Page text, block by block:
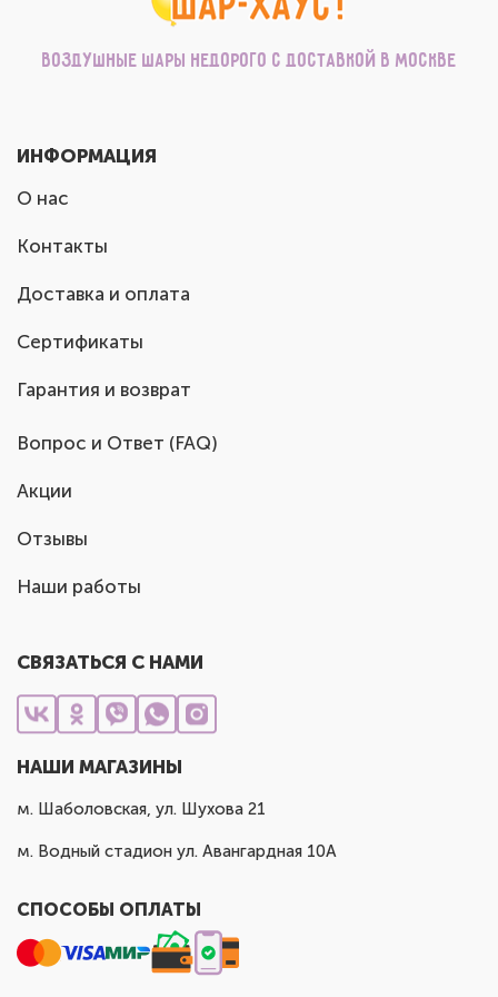
Воздушные шары недорого с доставкой в Москве
ИНФОРМАЦИЯ
О нас
Контакты
Доставка и оплата
Сертификаты
Гарантия и возврат
Вопрос и Ответ (FAQ)
Акции
Отзывы
Наши работы
СВЯЗАТЬСЯ С НАМИ
НАШИ МАГАЗИНЫ
м. Шаболовская, ул. Шухова 21
м. Водный стадион ул. Авангардная 10А
СПОСОБЫ ОПЛАТЫ